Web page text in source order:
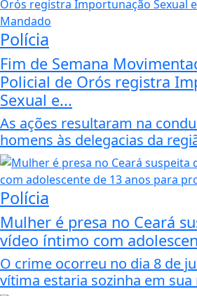
Polícia
Fim de Semana
Policial de Orós registra
Sexual e...
As ações resultaram na
homens às delegacias da
Polícia
Mulher é presa no Ceará
vídeo íntimo com
O crime ocorreu no dia 8 de
vítima estaria sozinha em sua